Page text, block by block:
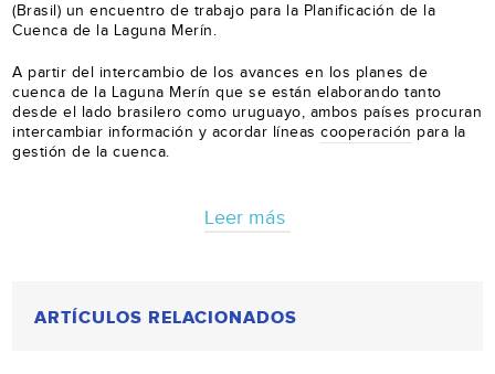
(Brasil) un encuentro de trabajo para la Planificación de la
Cuenca de la Laguna Merín.
A partir del intercambio de los avances en los planes de
cuenca de la Laguna Merín que se están elaborando tanto
desde el lado brasilero como uruguayo, ambos países procuran
intercambiar información y acordar líneascooperación para la
gestión de la cuenca.
Leer más
ARTÍCULOS RELACIONADOS